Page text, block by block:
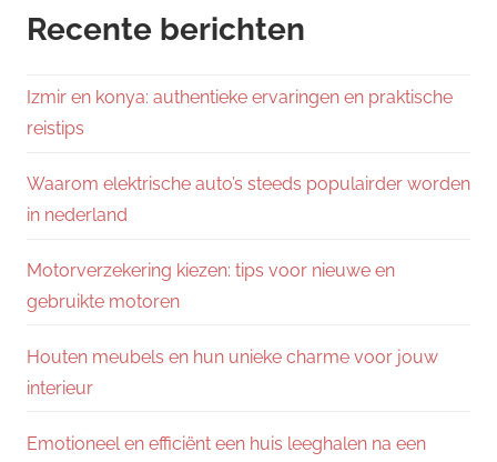
Recente berichten
Izmir en konya: authentieke ervaringen en praktische
reistips
Waarom elektrische auto’s steeds populairder worden
in nederland
Motorverzekering kiezen: tips voor nieuwe en
gebruikte motoren
Houten meubels en hun unieke charme voor jouw
interieur
Emotioneel en efficiënt een huis leeghalen na een